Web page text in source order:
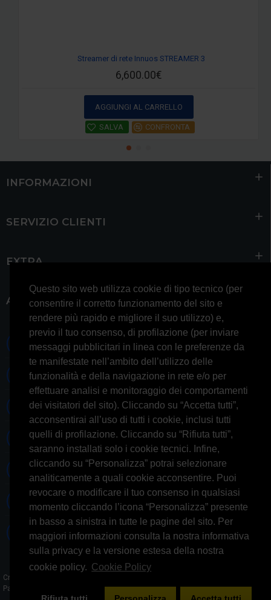
Questo sito web utilizza cookie di tipo tecnico (per
consentire il corretto funzionamento del sito e
rendere più rapido e migliore il suo utilizzo) e,
previo il tuo consenso, di profilazione (per inviare
messaggi pubblicitari in linea con le preferenze da
te manifestate nell’ambito dell’utilizzo delle
funzionalità e della navigazione in rete e/o per
effettuare analisi e monitoraggio dei comportamenti
dei visitatori del sito). Cliccando su “Accetta tutti”,
acconsentirai all’uso di tutti i cookie, inclusi tutti
quelli di profilazione. Cliccando su “Rifiuta tutti”,
saranno installati solo i cookie tecnici. Infine,
cliccando su “Personalizza” potrai selezionare
analiticamente a quali cookie acconsentire. Puoi
revocare o modificare il tuo consenso in qualsiasi
momento cliccando l’icona “Personalizza” presente
in basso a sinistra in tutte le pagine del sito. Per
maggiori informazioni consulta la nostra informativa
sulla privacy e la versione estesa della nostra
cookie policy. Cookie Policy
Streamer di rete Innuos STREAMER 3
6,600.00€
AGGIUNGI AL CARRELLO
SALVA CONFRONTA
INFORMAZIONI
SERVIZIO CLIENTI
EXTRA
ACCOUNT
0697245677 0697245678
Whatsapp 3314433674
Informazioni generiche
Informazioni commerciali
Informazioni tecniche
Skype
Credits: AGlab.it - © 2026 All rights reserved - Powered by: GFD AUDIO SAS -
Partita IVA 09644031008​